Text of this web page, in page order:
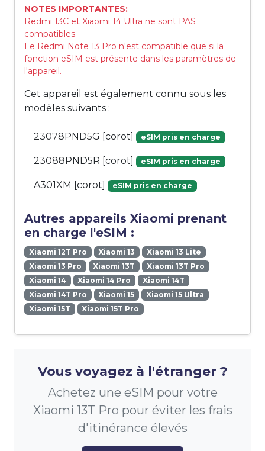
NOTES IMPORTANTES:
Redmi 13C et Xiaomi 14 Ultra ne sont PAS
compatibles.
Le Redmi Note 13 Pro n'est compatible que si la
fonction eSIM est présente dans les paramètres de
l'appareil.
Cet appareil est également connu sous les
modèles suivants :
23078PND5G [corot] eSIM pris en charge
23088PND5R [corot] eSIM pris en charge
A301XM [corot] eSIM pris en charge
Autres appareils Xiaomi prenant
en charge l'eSIM :
Xiaomi 12T Pro Xiaomi 13
Xiaomi 13 Lite
Xiaomi 13 Pro
Xiaomi 13T
Xiaomi 13T Pro
Xiaomi 14
Xiaomi 14 Pro
Xiaomi 14T
Xiaomi 14T Pro
Xiaomi 15
Xiaomi 15 Ultra
Xiaomi 15T
Xiaomi 15T Pro
Vous voyagez à l'étranger ?
Achetez une eSIM pour votre
Xiaomi 13T Pro pour éviter les frais
d'itinérance élevés